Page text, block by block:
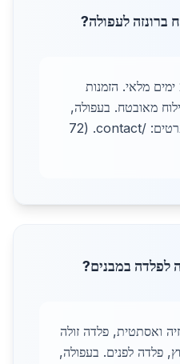
ברונזה לעפולה?
משלוח ל עפולה תוך 2-3 ימים מלאי. הזמנות
שעות. שילוח מאובטח. בעפולה,
שירותי התקנה נלווים. לפרטים: /contact. (72
לפלדה במבנים?
ואסתטית, פלדה זולה
פלדה לפנים. בעפולה,